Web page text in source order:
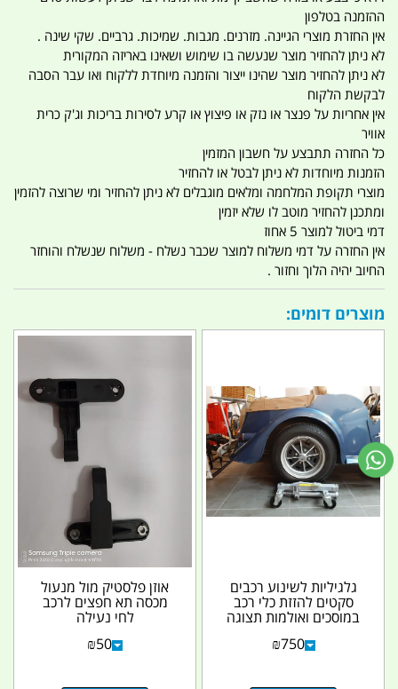
ההזמנה בטלפון
אין החזרת מוצרי הגיינה. מזרנים. מגבות. שמיכות. גרביים. שקי שינה .
לא ניתן להחזיר מוצר שנעשה בו שימוש ושאינו באריזה המקורית
לא ניתן להחזיר מוצר שהינו ייצור והזמנה מיוחדת ללקוח ואו עבר הסבה
לבקשת הלקוח
אין אחריות על פנצר או נזק או פיצוץ או קרע לסירות בריכות וג'ק כרית
אוויר
כל החזרה תתבצע על חשבון המזמין
הזמנות מיוחדות לא ניתן לבטל או להחזיר
מוצרי תקופת המלחמה ומלאים מוגבלים לא ניתן להחזיר ומי שרוצה להזמין
ומתכנן להחזיר מוטב לו שלא יזמין
דמי ביטול למוצר 5 אחוז
אין החזרה על דמי משלוח למוצר שכבר נשלח - משלוח שנשלח והוחזר
החיוב יהיה הלוך וחזור .
מוצרים דומים:
גלגיליות לשינוע רכבים
סקטים להזזת כלי רכב
במוסכים ואולמות תצוגה
₪750
אוזן פלסטיק מול מנעול
מכסה תא חפצים לרכב
לחי נעילה
₪50